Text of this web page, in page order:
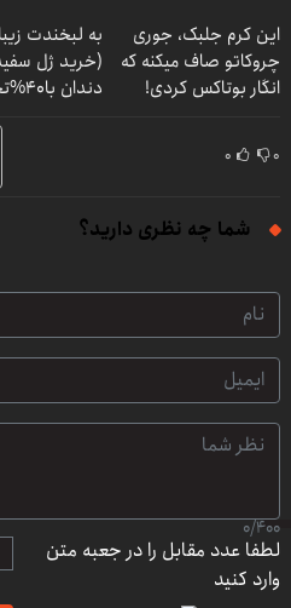
این کرم جلبک، جوری
چروکاتو صاف میکنه که
انگار بوتاکس کردی!
به لبخندت
(خرید ژل
دندان با40%تخفیف)
۰ ۰
شما چه نظری دارید؟
0/400
لطفا عدد مقابل را در جعبه متن
وارد کنید